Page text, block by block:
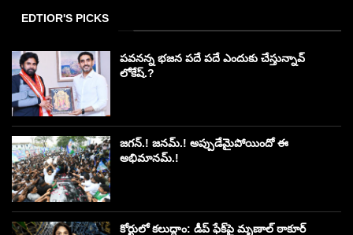
EDTIOR'S PICKS
పవనన్న భజన పదే పదే ఎందుకు చేస్తున్నావ్
లోకేష్.?
జగన్.! జనమ్.! అప్పుడేమైపోయిందో ఈ
అభిమానమ్.!
కోర్టులో కలుద్దాం: డీప్ ఫేక్‌పై మృణాల్ ఠాకూర్